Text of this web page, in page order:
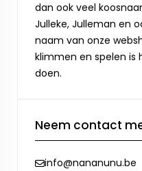
dan ook veel
Julleke, Julleman en
naam van onze
klimmen en spelen is
doen.
Neem contact
info@nananunu.be